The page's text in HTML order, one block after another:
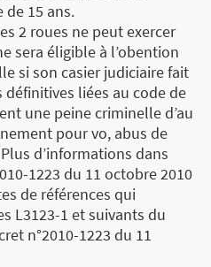
de 15 ans.
2 roues ne peut exercer
sera éligible à l’obention
si son casier judiciaire fait
liées au code de
une peine criminelle d’au
pour vo, abus de
d’informations dans
1223 du 11 octobre 2010
de références qui
L3123-1 et suivants du
n°2010-1223 du 11